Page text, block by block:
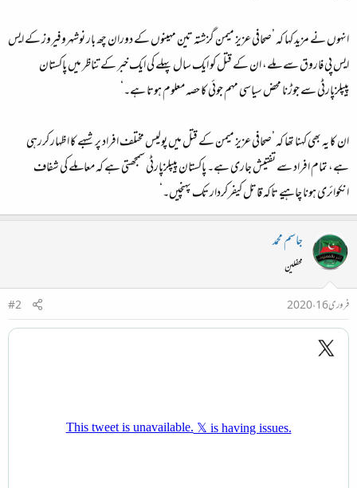
انہوں نے مزید کہا کہ ’صحافی عزیز میمن گزشتہ تین مہینوں کے دوران چھ بار نوشہروفیروز کے ایس
ایس پی فاروق سے ملے، ان کے قتل کو ایک سال پہلے کی ایک خبر کے تناظر میں پاکستان
پیپلزپارٹی سے جوڑنا محض سیاسی مہم جوئی کا حصہ معلوم ہوتا ہے۔‘
ان کا یہ بھی کہنا تھا کہ ’صحافی عزیز میمن کے قتل میں پولیس مختلف افراد پر شبہے کا اظہار کررہی
ہے، تمام افراد سے تفتیش جاری ہے۔ پاکستان پیپلزپارٹی سمجھتی ہے کہ معاملے کی شفاف
انکوائری ہونا چاہیے تاکہ قاتل کیفرکردار تک پہنچیں۔‘
جاسم محمد
محفلین
فروری 16، 2020
#2